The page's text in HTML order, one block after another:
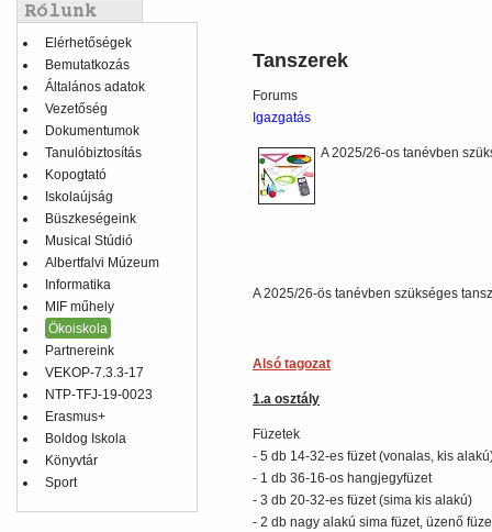
menu
Balmenü
Elérhetőségek
Bemutatkozás
Általános adatok
Vezetőség
Dokumentumok
Tanulóbiztosítás
Kopogtató
Iskolaújság
Büszkeségeink
Musical Stúdió
Albertfalvi Múzeum
Informatika
MIF műhely
Ökoiskola
Partnereink
VEKOP-7.3.3-17
NTP-TFJ-19-0023
Erasmus+
Boldog Iskola
Könyvtár
Sport
Tanszerek
Forums
Igazgatás
A 2025/26-os tanévben
A 2025/26-ös tanévben szükséges
Alsó tagozat
1.a osztály
Füzetek
- 5 db 14-32-es füzet (vonalas, kis
- 1 db 36-16-os hangjegyfüzet
- 3 db 20-32-es füzet (sima kis alakú)
- 2 db nagy alakú sima füzet, üzenő